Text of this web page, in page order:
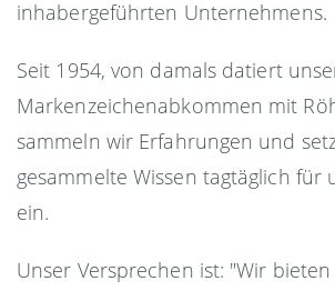
inhabergeführten Unternehmens.
Seit 1954, von damals datiert
Markenzeichenabkommen mit
sammeln wir Erfahrungen und
gesammelte Wissen tagtäglich für
ein.
Unser Versprechen ist: "Wir bieten